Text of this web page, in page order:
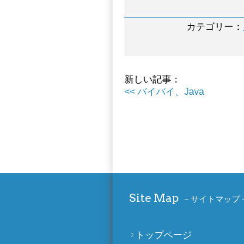
カテゴリー：
新しい記事：
<< バイバイ、Java
Site Map サイトマップ
トップページ